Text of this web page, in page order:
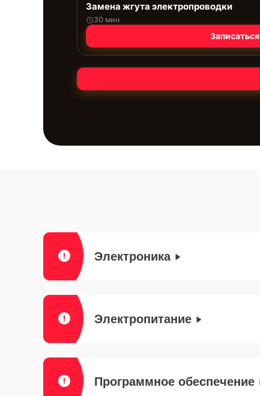
Замена жгута электропроводки
30 мин
Записаться
Электроника
Электропитание
Программное обеспечение